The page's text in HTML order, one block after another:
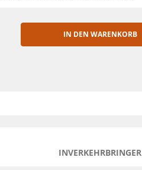
IN DEN WARENKORB
INVERKEHRBRINGER